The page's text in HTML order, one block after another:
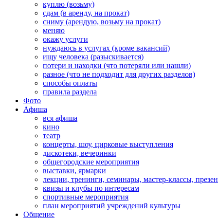
куплю (возьму)
сдам (в аренду, на прокат)
сниму (арендую, возьму на прокат)
меняю
окажу услуги
нуждаюсь в услугах (кроме вакансий)
ищу человека (разыскивается)
потери и находки (что потеряли или нашли)
разное (что не подходит для других разделов)
способы оплаты
правила раздела
Фото
Афиша
вся афиша
кино
театр
концерты, шоу, цирковые выступления
дискотеки, вечеринки
общегородские мероприятия
выставки, ярмарки
лекции, тренинги, семинары, мастер-классы,
квизы и клубы по интересам
спортивные мероприятия
план мероприятий учреждений культуры
Общение